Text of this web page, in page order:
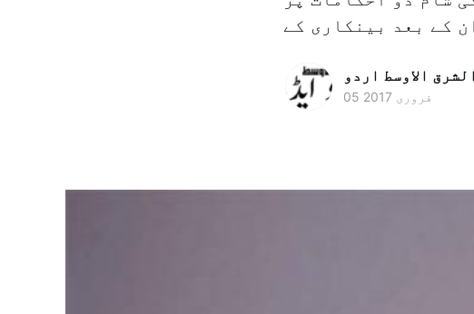
الاوسط اردو
05 فروری 2017